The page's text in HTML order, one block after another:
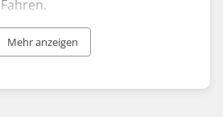
Sitz in Kalifornien und wurde
Mehr anzeigen